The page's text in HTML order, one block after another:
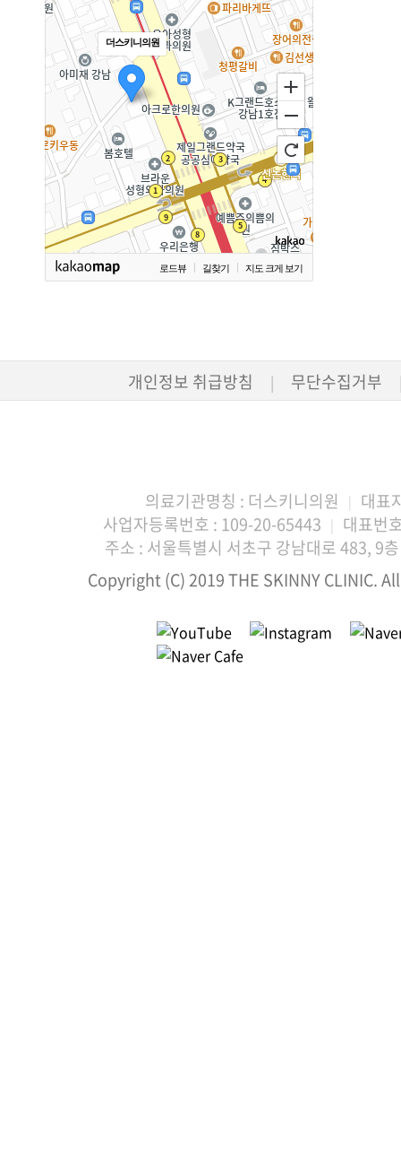
더스키니의원
로드뷰 길찾기 지도 크게 보기
개인정보 취급방침 | 무단수집거부
의료기관명칭 : 더스키니의원 |
대표
사업자등록번호 : 109-20-65443 |
대표번
주소 : 서울특별시 서초구 강남대로 483, 9
Copyright (C) 2019 THE SKINNY CLINIC.